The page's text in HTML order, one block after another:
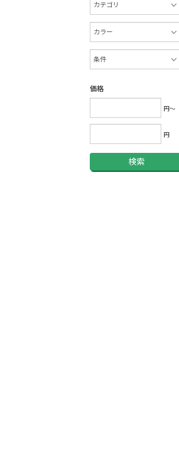
価格
円～
円
検索